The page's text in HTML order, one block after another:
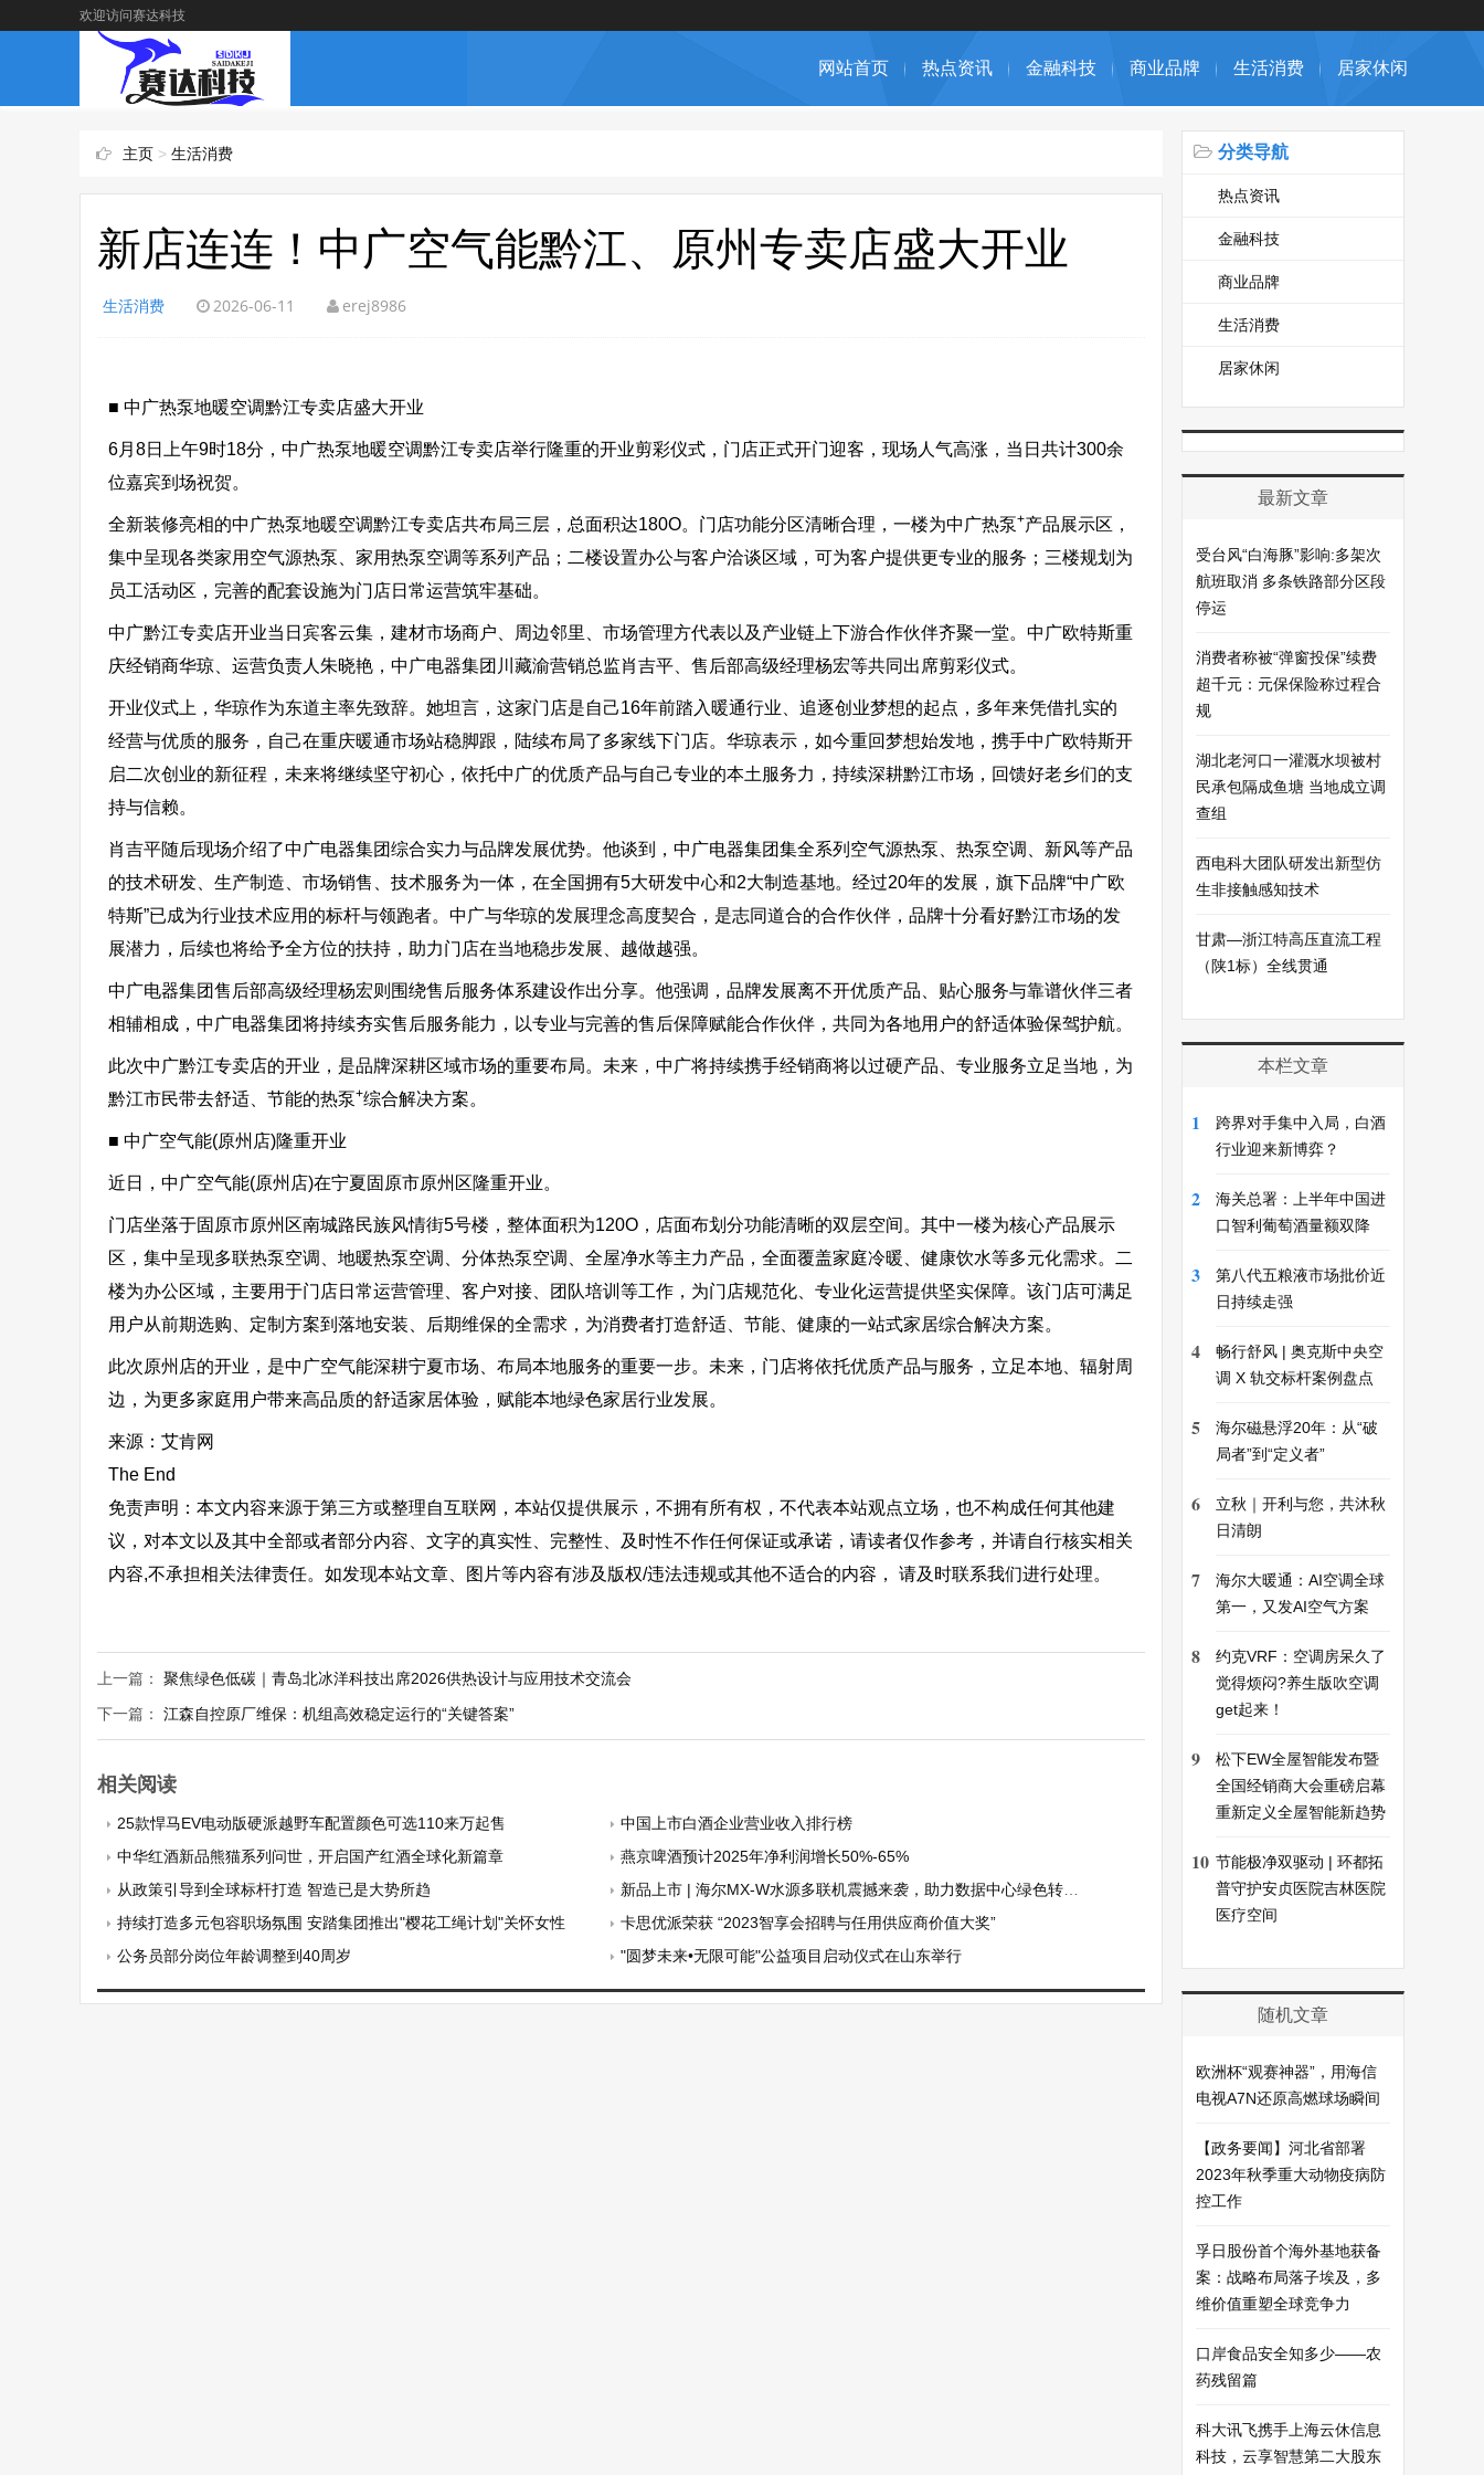
欢迎访问赛达科技
网站首页 热点资讯 金融科技 商业品牌 生活消费 居家休闲
主页 > 生活消费
新店连连！中广空气能黔江、原州专卖店盛大开业
生活消费 2026-06-11 erej8986
■ 中广热泵地暖空调黔江专卖店盛大开业
6月8日上午9时18分，中广热泵地暖空调黔江专卖店举行隆重的开业剪彩仪式，门店正式开门迎客，现场人气高涨，当日共计300余
位嘉宾到场祝贺。
全新装修亮相的中广热泵地暖空调黔江专卖店共布局三层，总面积达180O。门店功能分区清晰合理，一楼为中广热泵+产品展示区，
集中呈现各类家用空气源热泵、家用热泵空调等系列产品；二楼设置办公与客户洽谈区域，可为客户提供更专业的服务；三楼规划为
员工活动区，完善的配套设施为门店日常运营筑牢基础。
中广黔江专卖店开业当日宾客云集，建材市场商户、周边邻里、市场管理方代表以及产业链上下游合作伙伴齐聚一堂。中广欧特斯重
庆经销商华琼、运营负责人朱晓艳，中广电器集团川藏渝营销总监肖吉平、售后部高级经理杨宏等共同出席剪彩仪式。
开业仪式上，华琼作为东道主率先致辞。她坦言，这家门店是自己16年前踏入暖通行业、追逐创业梦想的起点，多年来凭借扎实的
经营与优质的服务，自己在重庆暖通市场站稳脚跟，陆续布局了多家线下门店。华琼表示，如今重回梦想始发地，携手中广欧特斯开
启二次创业的新征程，未来将继续坚守初心，依托中广的优质产品与自己专业的本土服务力，持续深耕黔江市场，回馈好老乡们的支
持与信赖。
肖吉平随后现场介绍了中广电器集团综合实力与品牌发展优势。他谈到，中广电器集团集全系列空气源热泵、热泵空调、新风等产品
的技术研发、生产制造、市场销售、技术服务为一体，在全国拥有5大研发中心和2大制造基地。经过20年的发展，旗下品牌“中广欧
特斯”已成为行业技术应用的标杆与领跑者。中广与华琼的发展理念高度契合，是志同道合的合作伙伴，品牌十分看好黔江市场的发
展潜力，后续也将给予全方位的扶持，助力门店在当地稳步发展、越做越强。
中广电器集团售后部高级经理杨宏则围绕售后服务体系建设作出分享。他强调，品牌发展离不开优质产品、贴心服务与靠谱伙伴三者
相辅相成，中广电器集团将持续夯实售后服务能力，以专业与完善的售后保障赋能合作伙伴，共同为各地用户的舒适体验保驾护航。
此次中广黔江专卖店的开业，是品牌深耕区域市场的重要布局。未来，中广将持续携手经销商将以过硬产品、专业服务立足当地，为
黔江市民带去舒适、节能的热泵+综合解决方案。
■ 中广空气能(原州店)隆重开业
近日，中广空气能(原州店)在宁夏固原市原州区隆重开业。
门店坐落于固原市原州区南城路民族风情街5号楼，整体面积为120O，店面布划分功能清晰的双层空间。其中一楼为核心产品展示
区，集中呈现多联热泵空调、地暖热泵空调、分体热泵空调、全屋净水等主力产品，全面覆盖家庭冷暖、健康饮水等多元化需求。二
楼为办公区域，主要用于门店日常运营管理、客户对接、团队培训等工作，为门店规范化、专业化运营提供坚实保障。该门店可满足
用户从前期选购、定制方案到落地安装、后期维保的全需求，为消费者打造舒适、节能、健康的一站式家居综合解决方案。
此次原州店的开业，是中广空气能深耕宁夏市场、布局本地服务的重要一步。未来，门店将依托优质产品与服务，立足本地、辐射周
边，为更多家庭用户带来高品质的舒适家居体验，赋能本地绿色家居行业发展。
来源：艾肯网
The End
免责声明：本文内容来源于第三方或整理自互联网，本站仅提供展示，不拥有所有权，不代表本站观点立场，也不构成任何其他建
议，对本文以及其中全部或者部分内容、文字的真实性、完整性、及时性不作任何保证或承诺，请读者仅作参考，并请自行核实相关
内容,不承担相关法律责任。如发现本站文章、图片等内容有涉及版权/违法违规或其他不适合的内容， 请及时联系我们进行处理。
上一篇： 聚焦绿色低碳｜青岛北冰洋科技出席2026供热设计与应用技术交流会
下一篇： 江森自控原厂维保：机组高效稳定运行的“关键答案”
相关阅读
25款悍马EV电动版硬派越野车配置颜色可选110来万起售
中国上市白酒企业营业收入排行榜
中华红酒新品熊猫系列问世，开启国产红酒全球化新篇章
燕京啤酒预计2025年净利润增长50%-65%
从政策引导到全球标杆打造 智造已是大势所趋
新品上市 | 海尔MX-W水源多联机震撼来袭，助力数据中心绿色转型成为“低碳先锋”
持续打造多元包容职场氛围 安踏集团推出"樱花工绳计划"关怀女性
卡思优派荣获 “2023智享会招聘与任用供应商价值大奖”
公务员部分岗位年龄调整到40周岁
"圆梦未来•无限可能"公益项目启动仪式在山东举行
分类导航
热点资讯
金融科技
商业品牌
生活消费
居家休闲
最新文章
受台风“白海豚”影响:多架次
航班取消 多条铁路部分区段
停运
消费者称被“弹窗投保”续费
超千元：元保保险称过程合
规
湖北老河口一灌溉水坝被村
民承包隔成鱼塘 当地成立调
查组
西电科大团队研发出新型仿
生非接触感知技术
甘肃—浙江特高压直流工程
（陕1标）全线贯通
本栏文章
1
跨界对手集中入局，白酒
行业迎来新博弈？
2
海关总署：上半年中国进
口智利葡萄酒量额双降
3
第八代五粮液市场批价近
日持续走强
4
畅行舒风 | 奥克斯中央空
调 X 轨交标杆案例盘点
5
海尔磁悬浮20年：从“破
局者”到“定义者”
6
立秋｜开利与您，共沐秋
日清朗
7
海尔大暖通：AI空调全球
第一，又发AI空气方案
8
约克VRF：空调房呆久了
觉得烦闷?养生版吹空调
get起来！
9
松下EW全屋智能发布暨
全国经销商大会重磅启幕
重新定义全屋智能新趋势
10 节能极净双驱动 | 环都拓
普守护安贞医院吉林医院
医疗空间
随机文章
欧洲杯“观赛神器”，用海信
电视A7N还原高燃球场瞬间
【政务要闻】河北省部署
2023年秋季重大动物疫病防
控工作
孚日股份首个海外基地获备
案：战略布局落子埃及，多
维价值重塑全球竞争力
口岸食品安全知多少——农
药残留篇
科大讯飞携手上海云休信息
科技，云享智慧第二大股东